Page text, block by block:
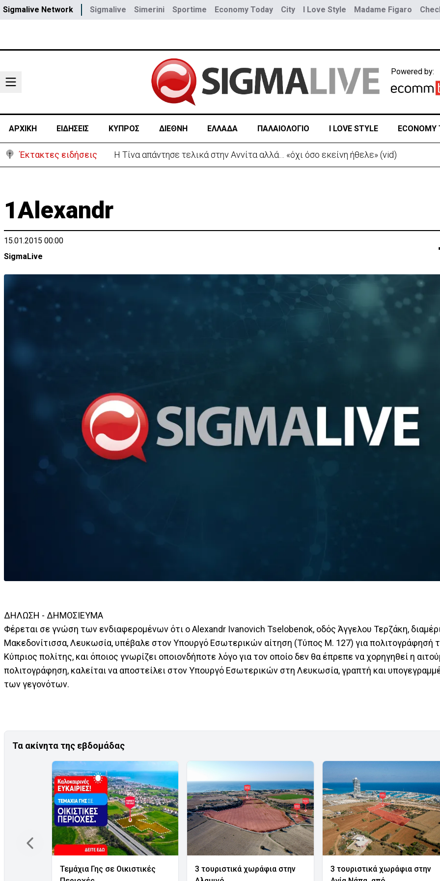
Sigmalive Network Sigmalive Simerini Sportime Economy Today City I Love Style Madame Figaro
Powered by:
ΑΡΧΙΚΗ ΕΙΔΗΣΕΙΣ ΚΥΠΡΟΣ ΔΙΕΘΝΗ ΕΛΛΑΔΑ ΠΑΛΑΙΟΛΟΓΙΟ I LOVE STYLE ECONOMY
Έκτακτες ειδήσεις Στο «κίτρινο» η Κύπρος- Νέα προειδοποίηση για εξαιρετικά υψηλές θερμοκρασίες
1Alexandr
15.01.2015 00:00
SigmaLive
ΔΗΛΩΣΗ - ΔΗΜΟΣΙΕΥΜΑ
Φέρεται σε γνώση των ενδιαφερομένων ότι ο Alexandr Ivanovich Tselobenok, οδός Άγγελου Τερζάκη,
Μακεδονίτισσα, Λευκωσία, υπέβαλε στον Υπουργό Εσωτερικών αίτηση (Τύπος Μ. 127) για πολιτογράφησή
Κύπριος πολίτης, και όποιος γνωρίζει οποιονδήποτε λόγο για τον οποίο δεν θα έπρεπε να χορηγηθεί η
πολιτογράφηση, καλείται να αποστείλει στον Υπουργό Εσωτερικών στη Λευκωσία, γραπτή και
των γεγονότων.
Τα ακίνητα της εβδομάδας
Τεμάχια Γης σε Οικιστικές
3 τουριστικά χωράφια στην
3 τουριστικά χωράφια στην